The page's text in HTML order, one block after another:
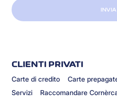
INVIA
CLIENTI PRIVATI
Carte di credito Carte
Servizi
Raccomandare